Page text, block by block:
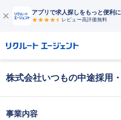
アプリで求人探しをもっと便利に
レビュー高評価無料
株式会社いつもの中途採用
事業内容